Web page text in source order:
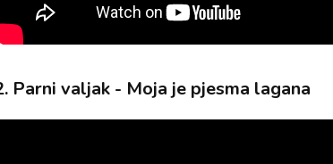
Parni valjak - Moja je pjesma lagana